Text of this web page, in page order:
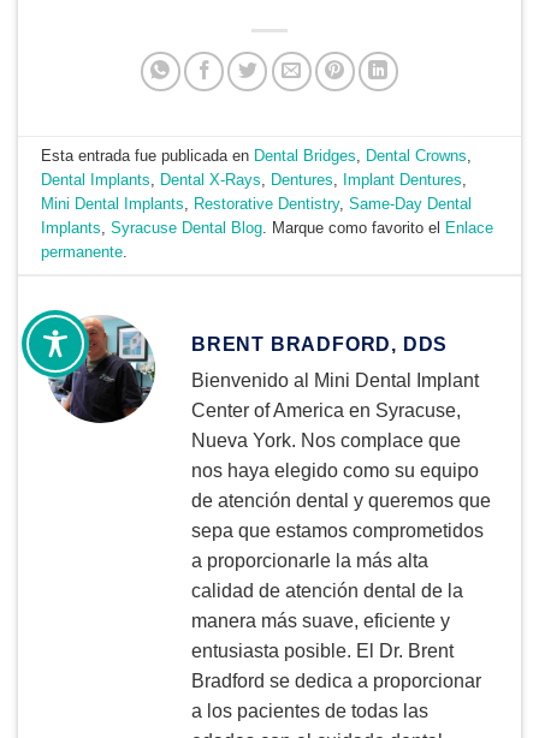
Esta entrada fue publicada en Dental Bridges, Dental Crowns,
Dental Implants, Dental X-Rays, Dentures, Implant Dentures,
Mini Dental Implants, Restorative Dentistry,Same-Day Dental
Implants,Syracuse Dental Blog. Marque como favorito el Enlace
permanente.
BRENT BRADFORD, DDS
Bienvenido al Mini Dental Implant
Center of America en Syracuse,
Nueva York. Nos complace que
nos haya elegido como su equipo
de atención dental y queremos que
sepa que estamos comprometidos
a proporcionarle la más alta
calidad de atención dental de la
manera más suave, eficiente y
entusiasta posible. El Dr. Brent
Bradford se dedica a proporcionar
a los pacientes de todas las